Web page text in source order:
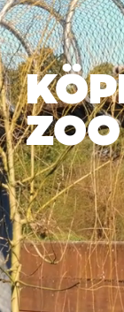
ZOO